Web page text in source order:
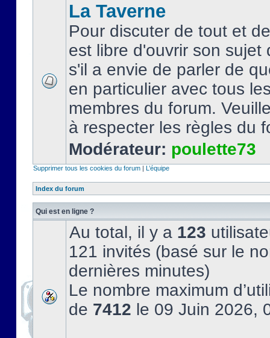
La Taverne
Pour discuter de tout et
est libre d'ouvrir son sujet
s'il a envie de parler de
en particulier avec tous
membres du forum.
à respecter les règles du
Modérateur: poulette73
Supprimer tous les cookies du forum | L’équipe
Index du forum
Qui est en ligne ?
Au total, il y a 123
121 invités (basé sur le
dernières minutes)
Le nombre maximum
de 7412 le 09 Juin 2026,